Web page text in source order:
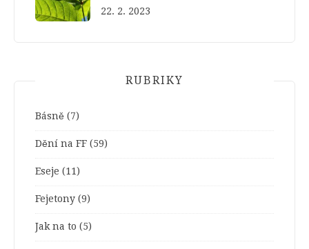
22. 2. 2023
RUBRIKY
Básně (7)
Dění na FF (59)
Eseje (11)
Fejetony (9)
Jak na to (5)